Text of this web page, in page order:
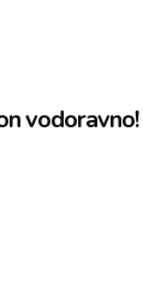
vodoravno!​